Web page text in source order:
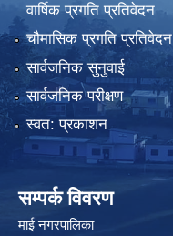
वार्षिक प्रगति प्रतिवेदन
चौमासिक प्रगति प्रतिवेदन
सार्वजनिक सुनुवाई
सार्वजनिक परीक्षण
स्वत: प्रकाशन
सम्पर्क विवरण
माई नगरपालिका